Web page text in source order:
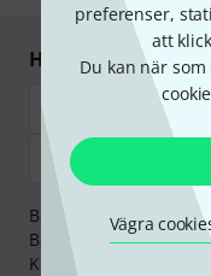
preferenser,
att
Du kan när
Vägra
Handla och betala
Betalningen kan
Banköverföring,
Kreditkort.